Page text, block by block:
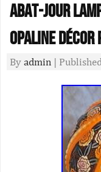
Abat-jour
opaline décor
By admin |